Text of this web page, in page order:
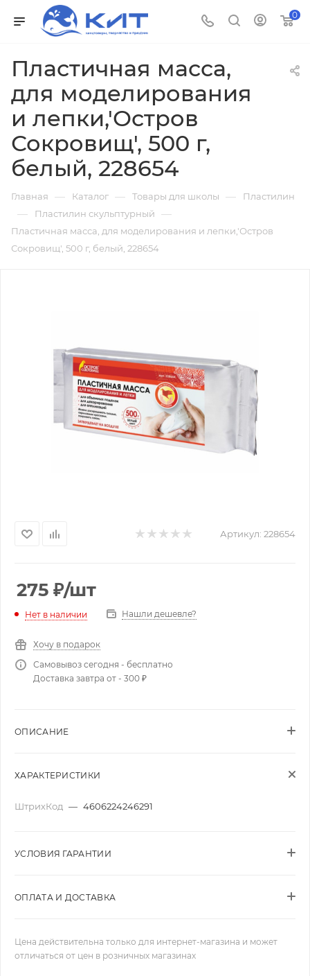
0
Пластичная масса,
для моделирования
и лепки,'Остров
Сокровищ', 500 г,
белый, 228654
Главная — Каталог — Товары для школы — Пластилин
— Пластилин скульптурный —
Пластичная масса, для моделирования и лепки,'Остров
Сокровищ', 500 г, белый, 228654
Артикул: 228654
275 ₽/шт
Нет в наличии Нашли дешевле?
Хочу в подарок
Самовывоз сегодня - бесплатно
Доставка завтра от - 300 ₽
ОПИСАНИЕ
ХАРАКТЕРИСТИКИ
ШтрихКод — 4606224246291
УСЛОВИЯ ГАРАНТИИ
ОПЛАТА И ДОСТАВКА
Цена действительна только для интернет-магазина и может
отличаться от цен в розничных магазинах